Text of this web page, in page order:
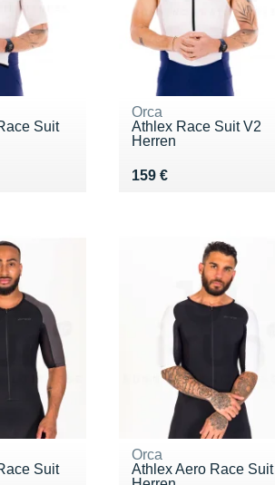
Suit
Orca
Athlex Race Suit V2
Herren
159 €
Vendu 159 €
Suit
Orca
Athlex Aero Race Suit